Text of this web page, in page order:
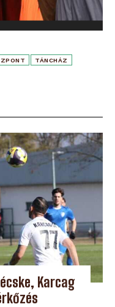
TÁNCHÁZ
Karcag